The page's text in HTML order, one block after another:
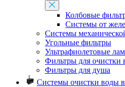
Колбовые
Системы от
Системы
Угольные фильтры
Ультрафиолетовые
Фильтры для очистки
Фильтры для душа
Системы очистки воды